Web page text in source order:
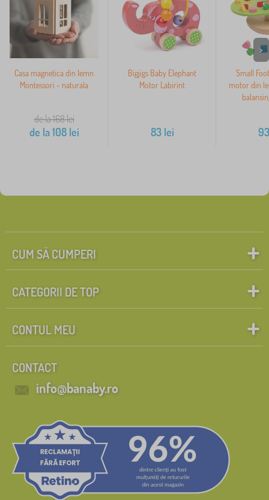
Casa magnetica din lemn
Montessori - naturala
de la 168lei
de la108lei
Bigjigs Baby Elephant
Motor Labirint
83lei
Small
motor din
93
>
CUM SĂ CUMPERI
CATEGORII DE TOP
CONTUL MEU
CONTACT
info@banaby.ro